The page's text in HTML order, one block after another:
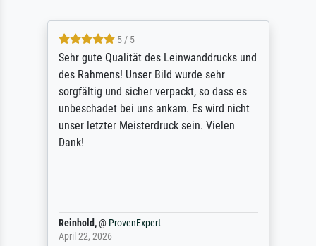
5 / 5
Sehr gute Qualität des Leinwanddrucks und
des Rahmens! Unser Bild wurde sehr
sorgfältig und sicher verpackt, so dass es
unbeschadet bei uns ankam. Es wird nicht
unser letzter Meisterdruck sein. Vielen
Dank!
Reinhold,@ ProvenExpert
April 22, 2026